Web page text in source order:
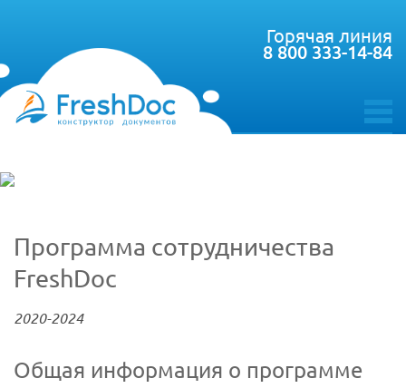
toggle
Горячая линия
8 800 333-14-84
Программа сотрудничества
FreshDoc
2020-2024
Общая информация о программе